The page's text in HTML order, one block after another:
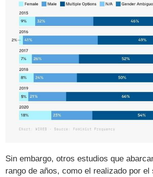
Sin embargo, otros estudios que
rango de años, como el realizado por el